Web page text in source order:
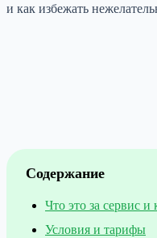
и как избежать
Содержание
Что это за сервис и
Условия и тарифы